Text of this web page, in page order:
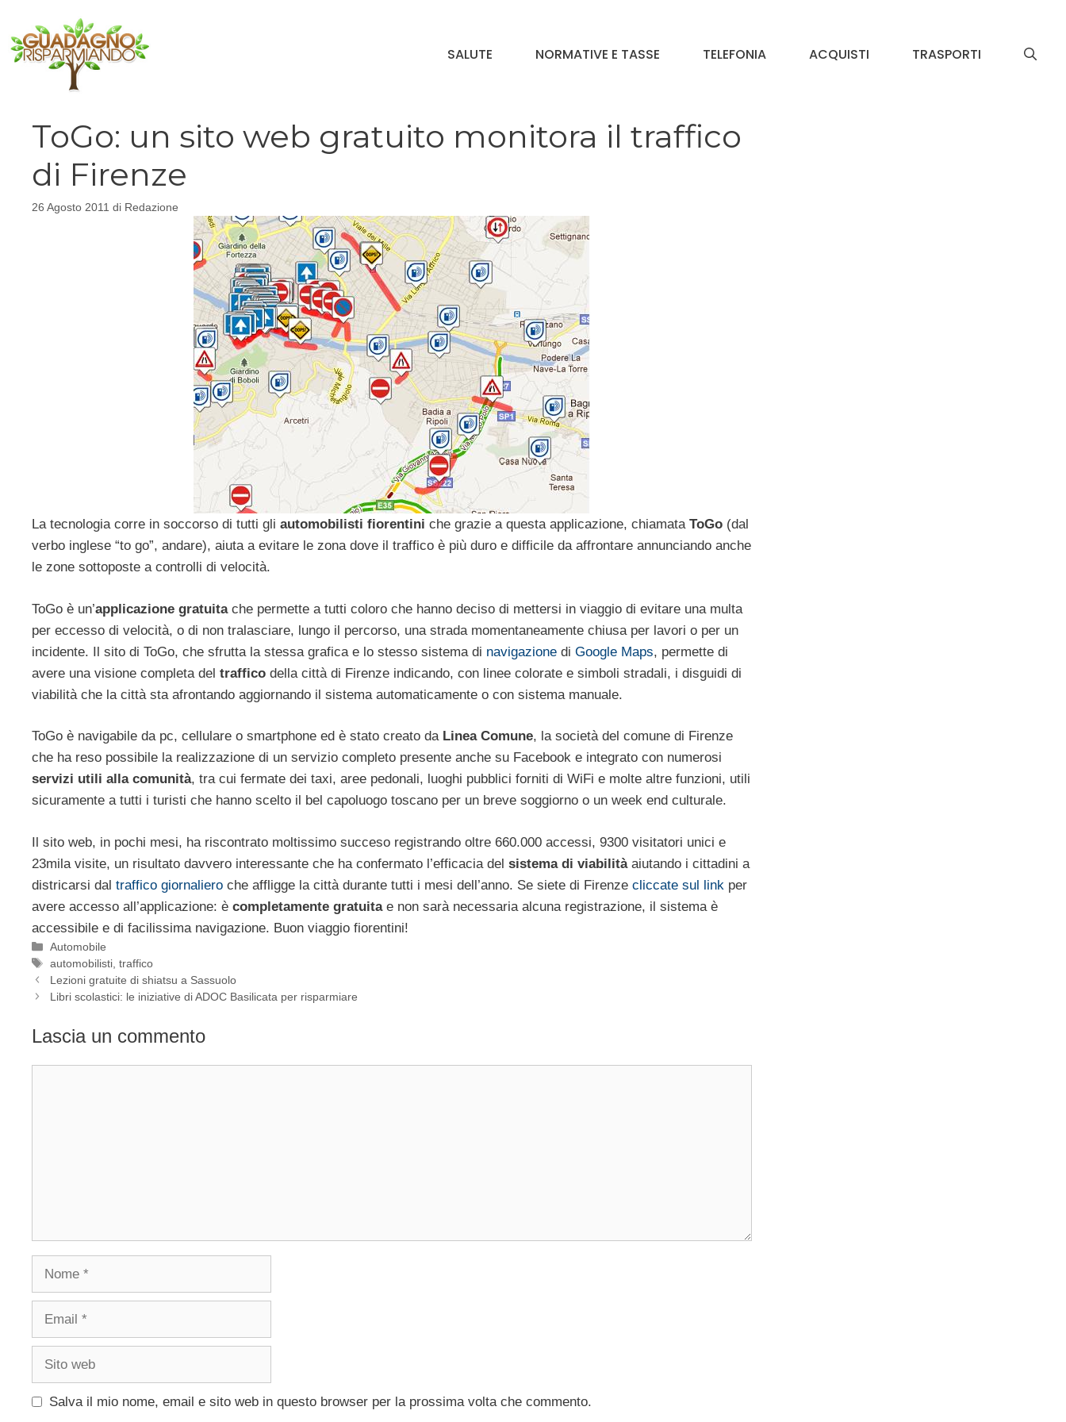
contenuto
SALUTE NORMATIVE E TASSE TELEFONIA ACQUISTI TRASPORTI
ToGo: un sito web gratuito monitora il traffico
di Firenze
26 Agosto 2011 di Redazione
La tecnologia corre in soccorso di tutti gli automobilisti fiorentini che grazie a questa applicazione, chiamata ToGo (dal
verbo inglese “to go”, andare), aiuta a evitare le zona dove il traffico è più duro e difficile da affrontare annunciando anche
le zone sottoposte a controlli di velocità.
ToGo è un’applicazione gratuita che permette a tutti coloro che hanno deciso di mettersi in viaggio di evitare una multa
per eccesso di velocità, o di non tralasciare, lungo il percorso, una strada momentaneamente chiusa per lavori o per un
incidente. Il sito di ToGo, che sfrutta la stessa grafica e lo stesso sistema di navigazione di Google Maps, permette di
avere una visione completa del traffico della città di Firenze indicando, con linee colorate e simboli stradali, i disguidi di
viabilità che la città sta afrontando aggiornando il sistema automaticamente o con sistema manuale.
ToGo è navigabile da pc, cellulare o smartphone ed è stato creato da Linea Comune, la società del comune di Firenze
che ha reso possibile la realizzazione di un servizio completo presente anche su Facebook e integrato con numerosi
servizi utili alla comunità, tra cui fermate dei taxi, aree pedonali, luoghi pubblici forniti di WiFi e molte altre funzioni, utili
sicuramente a tutti i turisti che hanno scelto il bel capoluogo toscano per un breve soggiorno o un week end culturale.
Il sito web, in pochi mesi, ha riscontrato moltissimo succeso registrando oltre 660.000 accessi, 9300 visitatori unici e
23mila visite, un risultato davvero interessante che ha confermato l’efficacia del sistema di viabilitàaiutando i cittadini a
districarsi dal traffico giornaliero che affligge la città durante tutti i mesi dell’anno. Se siete di Firenze cliccate sul link per
avere accesso all’applicazione: è completamente gratuitae non sarà necessaria alcuna registrazione, il sistema è
accessibile e di facilissima navigazione. Buon viaggio fiorentini!
Categorie
Automobile
Tag
automobilisti ,traffico
Lezioni gratuite di shiatsu a Sassuolo
Libri scolastici: le iniziative di ADOC Basilicata per risparmiare
Lascia un commento
Nome
Email
Sito
Salva il mio nome, email e sito web in questo browser per la prossima volta che commento.